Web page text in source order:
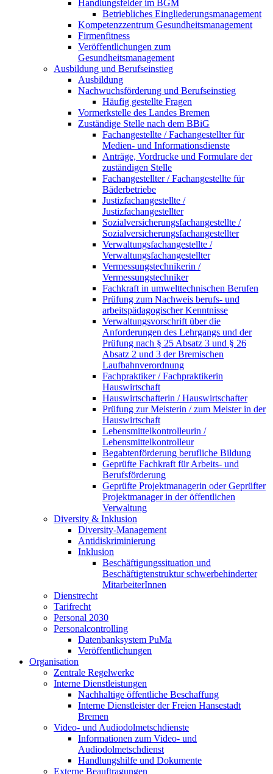
Handlungsfelder im BGM
Betriebliches Eingliederungsmanagement
Kompetenzzentrum Gesundheitsmanagement
Firmenfitness
Veröffentlichungen zum
Gesundheitsmanagement
Ausbildung und Berufseinstieg
Ausbildung
Nachwuchsförderung und Berufseinstieg
Häufig gestellte Fragen
Vormerkstelle des Landes Bremen
Zuständige Stelle nach dem BBiG
Fachangestellte / Fachangestellter für
Medien- und Informationsdienste
Anträge, Vordrucke und Formulare der
zuständigen Stelle
Fachangestellter / Fachangestellte für
Bäderbetriebe
Justizfachangestellte /
Justizfachangestellter
Sozialversicherungsfachangestellte /
Sozialversicherungsfachangestellter
Verwaltungsfachangestellte /
Verwaltungsfachangestellter
Vermessungstechnikerin /
Vermessungstechniker
Fachkraft in umwelttechnischen Berufen
Prüfung zum Nachweis berufs- und
arbeitspädagogischer Kenntnisse
Verwaltungsvorschrift über die
Anforderungen des Lehrgangs und der
Prüfung nach § 25 Absatz 3 und § 26
Absatz 2 und 3 der Bremischen
Laufbahnverordnung
Fachpraktiker / Fachpraktikerin
Hauswirtschaft
Hauswirtschafterin / Hauswirtschafter
Prüfung zur Meisterin / zum Meister in der
Hauswirtschaft
Lebensmittelkontrolleurin /
Lebensmittelkontrolleur
Begabtenförderung berufliche Bildung
Geprüfte Fachkraft für Arbeits- und
Berufsförderung
Geprüfte Projektmanagerin oder Geprüfter
Projektmanager in der öffentlichen
Verwaltung
Diversity & Inklusion
Diversity-Management
Antidiskriminierung
Inklusion
Beschäftigungssituation und
Beschäftigtenstruktur schwerbehinderter
MitarbeiterInnen
Dienstrecht
Tarifrecht
Personal 2030
Personalcontrolling
Datenbanksystem PuMa
Veröffentlichungen
Organisation
Zentrale Regelwerke
Interne Dienstleistungen
Nachhaltige öffentliche Beschaffung
Interne Dienstleister der Freien Hansestadt
Bremen
Video- und Audiodolmetschdienste
Informationen zum Video- und
Audiodolmetschdienst
Handlungshilfe und Dokumente
Externe Beauftragungen